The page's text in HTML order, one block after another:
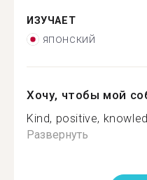
ИЗУЧАЕТ
японский
Хочу, чтобы мой
Kind, positive,
Развернуть